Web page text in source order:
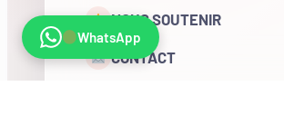
NOUS SOUTENIR
CONTACT
WhatsApp